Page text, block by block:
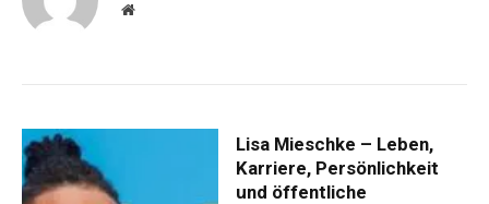
Website
Lisa Mieschke – Leben,
Karriere, Persönlichkeit
und öffentliche